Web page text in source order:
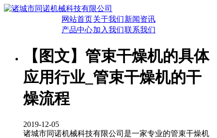
网站首页关于我们新闻资讯
产品中心加入我们联系我们
【图文】管束干燥机的具体
应用行业_管束干燥机的干
燥流程
2019-12-05
诸城市同诺机械科技有限公司是一家专业的管束干燥机